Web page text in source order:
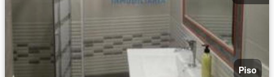
Piso